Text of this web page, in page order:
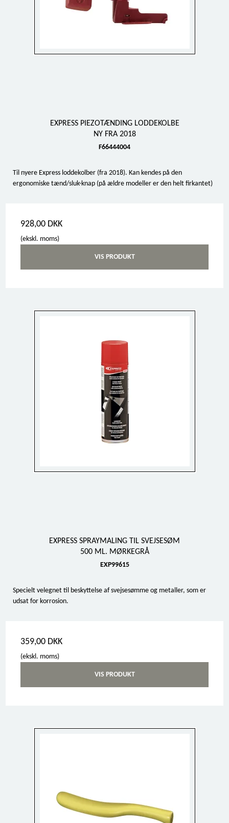
EXPRESS PIEZOTÆNDING LODDEKOLBE
NY FRA 2018
F66444004
Til nyere Express loddekolber (fra 2018). Kan kendes på den
ergonomiske tænd/sluk-knap (på ældre modeller er den helt firkantet)
928,00 DKK
(ekskl. moms)
VIS PRODUKT
EXPRESS SPRAYMALING TIL SVEJSESØM
500 ML. MØRKEGRÅ
EXP99615
Specielt velegnet til beskyttelse af svejsesømme og metaller, som er
udsat for korrosion.
359,00 DKK
(ekskl. moms)
VIS PRODUKT